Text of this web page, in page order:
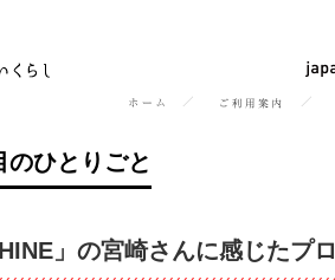
のひとりごと
」の宮崎さんに感じたプ